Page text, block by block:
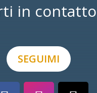
in
SEGUIMI